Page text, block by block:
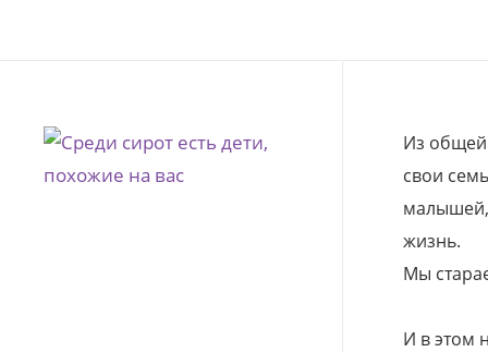
Из общей
свои
малышей,
жизнь.
Мы
И в этом